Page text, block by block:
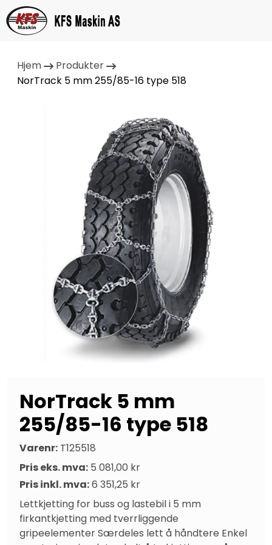
Hjem
Produkter
NorTrack 5 mm 255/85-16 type 518
NorTrack 5 mm
255/85-16 type 518
Varenr: T125518
Pris eks. mva: 5 081,00 kr
Pris inkl. mva:6 351,25 kr
Lettkjetting for buss og lastebil i 5 mm
firkantkjetting med tverrliggende
gripeelementer Særdeles lett å håndtere Enkel